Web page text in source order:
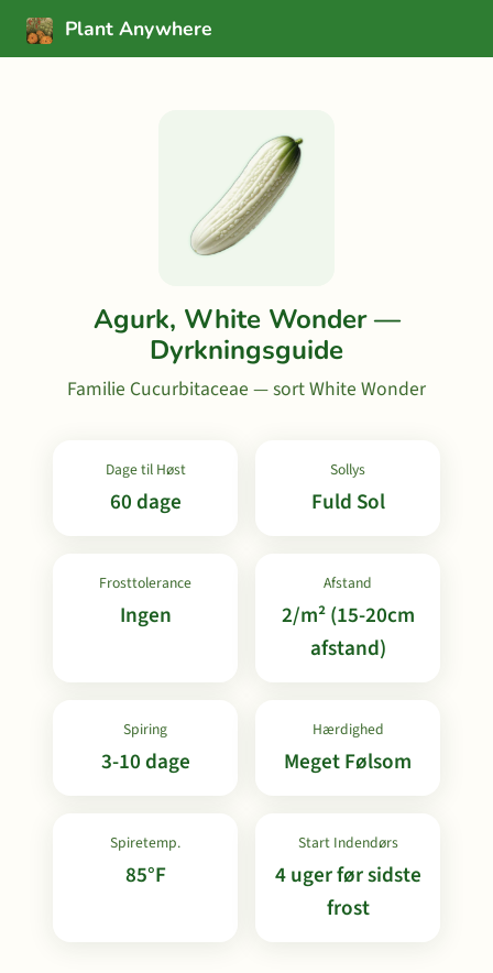
Plant Anywhere
Agurk, White Wonder —
Dyrkningsguide
Familie Cucurbitaceae — sort White Wonder
Dage til Høst
60 dage
Sollys
Fuld Sol
Frosttolerance
Ingen
Afstand
2/m² (15-20cm
afstand)
Spiring
3-10 dage
Hærdighed
Meget Følsom
Spiretemp.
85°F
Start Indendørs
4 uger før sidste
frost